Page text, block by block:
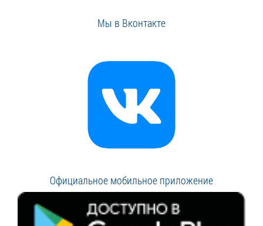
Мы в Вконтакте
Официальное мобильное приложение